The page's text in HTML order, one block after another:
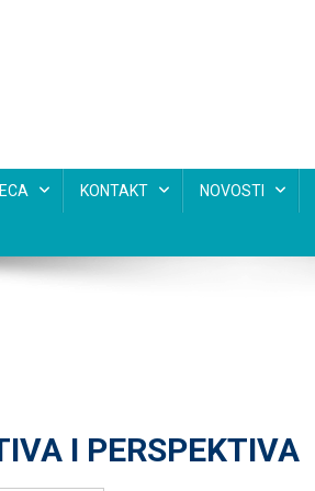
KONTAKT NOVOSTI
I PERSPEKTIVA